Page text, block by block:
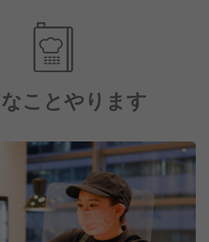
収入アップの機会が豊富
年に2回。
たらそれでキャリアがストップ、と
せん。
大幅増加予定のため、将来的にはエ
や人事、マーケティングなどへ挑戦
ことやります